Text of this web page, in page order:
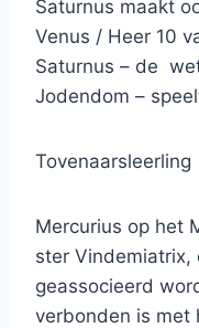
Saturnus maakt
Venus / Heer 10
Saturnus – de
Jodendom –
Tovenaarsleerling
Mercurius op het
ster Vindemiatrix,
geassocieerd
verbonden is met